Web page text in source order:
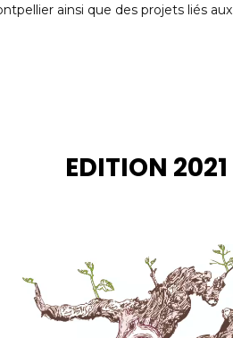
ainsi que des projets liés aux
EDITION 2021
vidéo